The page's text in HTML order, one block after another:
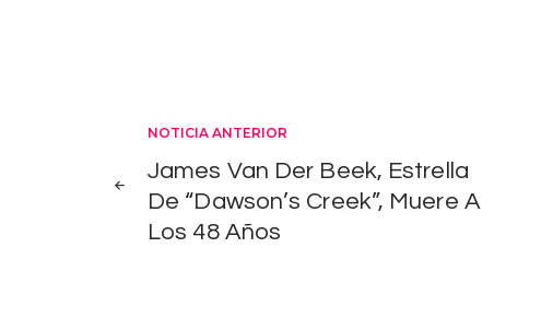
Navegación
de
entradas
NOTICIA ANTERIOR
James Van Der Beek, Estrella
De “Dawson’s Creek”, Muere A
Los 48 Años